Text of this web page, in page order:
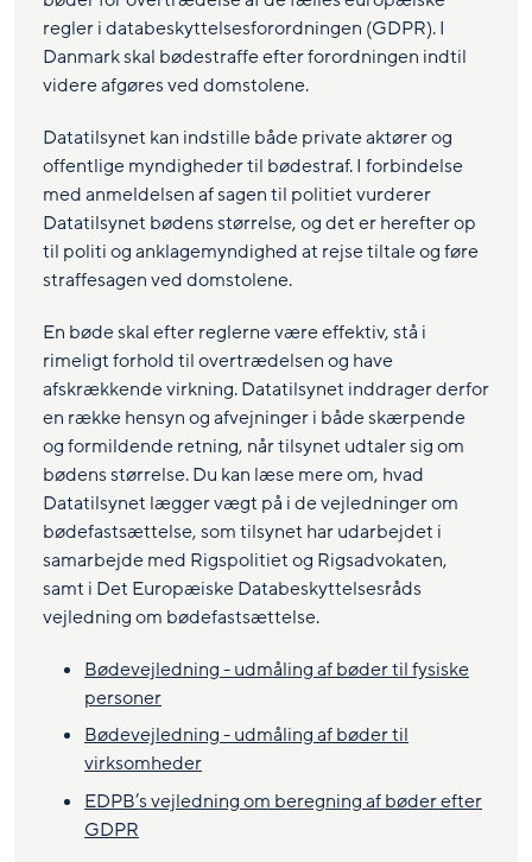
regler i databeskyttelsesforordningen (GDPR). I
Danmark skal bødestraffe efter forordningen indtil
videre afgøres ved domstolene.
Datatilsynet kan indstille både private aktører og
offentlige myndigheder til bødestraf. I forbindelse
med anmeldelsen af sagen til politiet vurderer
Datatilsynet bødens størrelse, og det er herefter op
til politi og anklagemyndighed at rejse tiltale og føre
straffesagen ved domstolene.
En bøde skal efter reglerne være effektiv, stå i
rimeligt forhold til overtrædelsen og have
afskrækkende virkning. Datatilsynet inddrager derfor
en række hensyn og afvejninger i både skærpende
og formildende retning, når tilsynet udtaler sig om
bødens størrelse. Du kan læse mere om, hvad
Datatilsynet lægger vægt på i de vejledninger om
bødefastsættelse, som tilsynet har udarbejdet i
samarbejde med Rigspolitiet og Rigsadvokaten,
samt i Det Europæiske Databeskyttelsesråds
vejledning om bødefastsættelse.
Bødevejledning - udmåling af bøder til fysiske
personer
Bødevejledning - udmåling af bøder til
virksomheder
EDPB’s vejledning om beregning af bøder efter
GDPR